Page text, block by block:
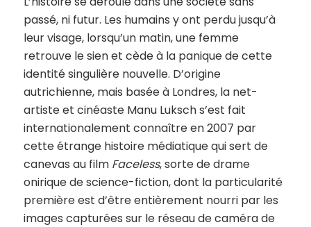
passé, ni futur. Les humains y ont perdu jusqu’à
leur visage, lorsqu’un matin, une femme
retrouve le sien et cède à la panique de cette
identité singulière nouvelle. D’origine
autrichienne, mais basée à Londres, la net-
artiste et cinéaste Manu Luksch s’est fait
internationalement connaître en 2007 par
cette étrange histoire médiatique qui sert de
canevas au film Faceless, sorte de drame
onirique de science-fiction, dont la particularité
première est d’être entièrement nourri par les
images capturées sur le réseau de caméra de